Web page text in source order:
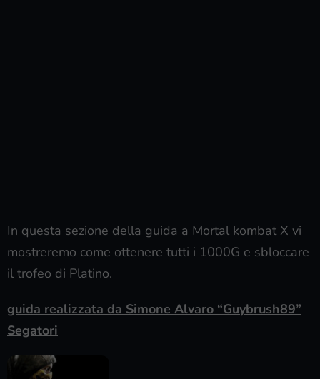
In questa sezione della guida a Mortal kombat X vi
mostreremo come ottenere tutti i 1000G e sbloccare
il trofeo di Platino.
guida realizzata da Simone Alvaro “Guybrush89”
Segatori